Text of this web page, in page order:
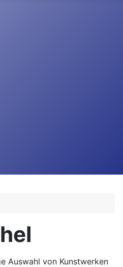
Auswahl von Kunstwerken